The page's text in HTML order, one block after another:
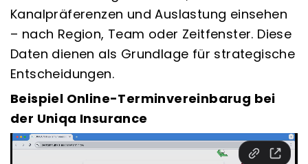
Kanalpräferenzen und Auslastung einsehen
– nach Region, Team oder Zeitfenster. Diese
Daten dienen als Grundlage für strategische
Entscheidungen.
Beispiel Online-Terminvereinbarug bei
der Uniqa Insurance